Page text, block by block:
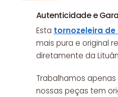
Autenticidade e
Esta tornozeleira
mais pura e original
diretamente da
Trabalhamos
nossas peças tem